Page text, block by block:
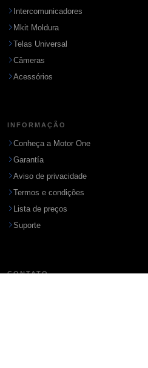
Intercomunicadores
Mkit Moldura
Telas Universal
Câmeras
Acessórios
INFORMAÇÃO
Conheça a Motor One
Garantía
Aviso de privacidade
Termos e condições
Lista de preços
Suporte
CONTATO